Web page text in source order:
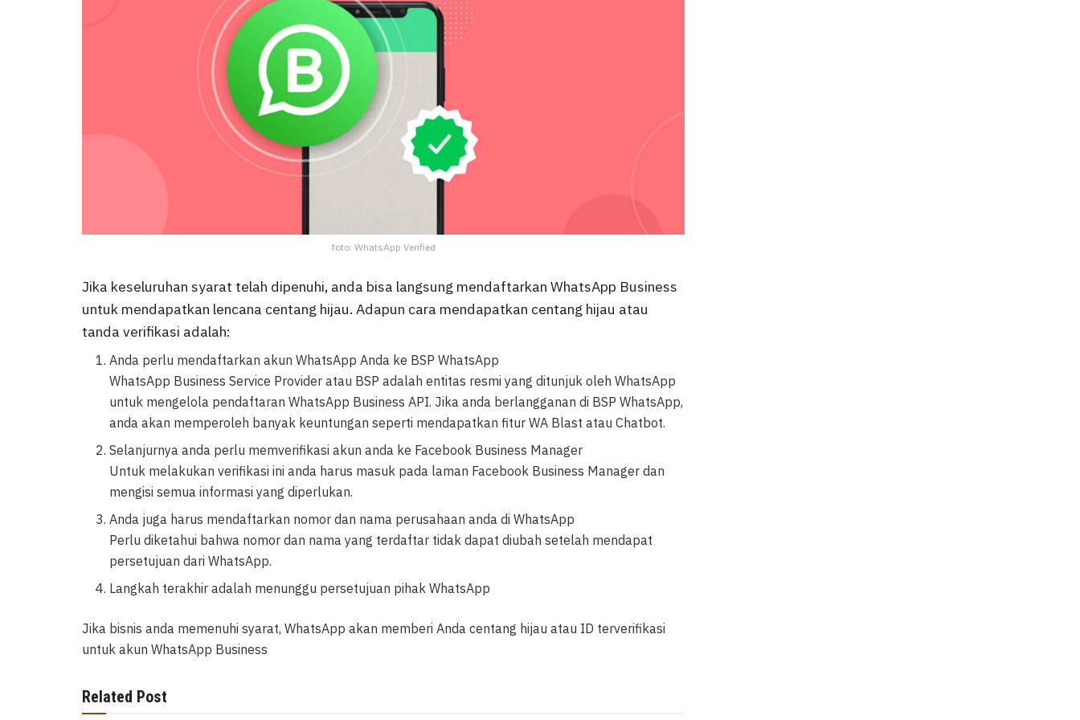
foto: WhatsApp Verified
Jika keseluruhan syarat telah dipenuhi, anda bisa langsung mendaftarkan WhatsApp Business
untuk mendapatkan lencana centang hijau. Adapun cara mendapatkan centang hijau atau
tanda verifikasi adalah:
Anda perlu mendaftarkan akun WhatsApp Anda ke BSP WhatsApp
WhatsApp Business Service Provider atau BSP adalah entitas resmi yang ditunjuk oleh WhatsApp
untuk mengelola pendaftaran WhatsApp Business API. Jika anda berlangganan di BSP WhatsApp,
anda akan memperoleh banyak keuntungan seperti mendapatkan fitur WA Blast atau Chatbot.
Selanjurnya anda perlu memverifikasi akun anda ke Facebook Business Manager
Untuk melakukan verifikasi ini anda harus masuk pada laman Facebook Business Manager dan
mengisi semua informasi yang diperlukan.
Anda juga harus mendaftarkan nomor dan nama perusahaan anda di WhatsApp
Perlu diketahui bahwa nomor dan nama yang terdaftar tidak dapat diubah setelah mendapat
persetujuan dari WhatsApp.
Langkah terakhir adalah menunggu persetujuan pihak WhatsApp
Jika bisnis anda memenuhi syarat, WhatsApp akan memberi Anda centang hijau atau ID terverifikasi
untuk akun WhatsApp Business
Related Post